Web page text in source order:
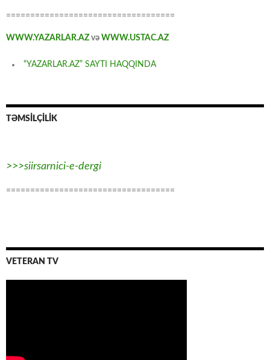
===================================
WWW.YAZARLAR.AZ və WWW.USTAC.AZ
“YAZARLAR.AZ” SAYTI HAQQINDA
TƏMSİLÇİLİK
>>>siirsarnici-e-dergi
===================================
VETERAN TV